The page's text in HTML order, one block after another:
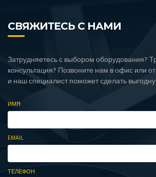
СВЯЖИТЕСЬ С НАМИ
Затрудняетесь с выбором оборудования?
консультация? Позвоните нам в офис или
и наш специалист поможет сделать
ИМЯ
EMAIL
ТЕЛЕФОН